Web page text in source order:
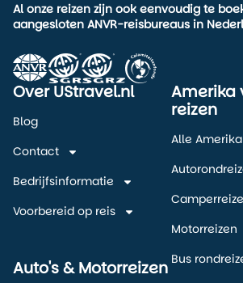
Al onze reizen zijn ook eenvoudig te
aangesloten ANVR-reisbureaus in
Over UStravel.nl
Blog
Contact
Bedrijfsinformatie
Voorbereid op reis
Auto's & Motorreizen
Amerika
reizen
Alle
Motorreizen
Bus